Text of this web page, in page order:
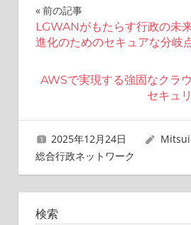
投
稿
ナ
ゲ
ー
シ
ョ
前の記事
LGWANがもたらす行政の未
進化のためのセキュアな分岐
AWSで実現する強固なクラ
セキュ
2025年12月24日 Mitsui
総合行政ネットワーク
検索